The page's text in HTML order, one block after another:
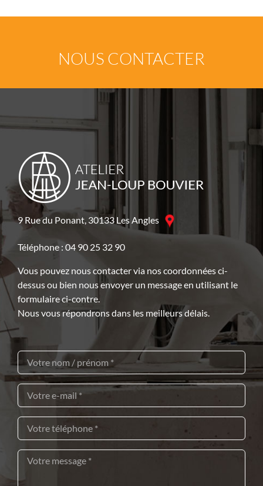
NOUS CONTACTER
9 Rue du Ponant, 30133 Les Angles
Téléphone : 04 90 25 32 90
Vous pouvez nous contacter via nos coordonnées ci-
dessus ou bien nous envoyer un message en utilisant le
formulaire ci-contre.
Nous vous répondrons dans les meilleurs délais.